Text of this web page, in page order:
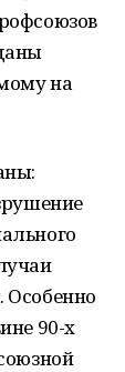
на
Особенно
90-х